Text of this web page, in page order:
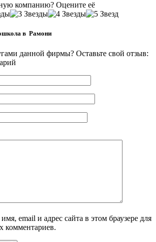
компанию? Оцените её
в Рамони
данной фирмы? Оставьте свой отзыв:
email и адрес сайта в этом браузере для
комментариев.